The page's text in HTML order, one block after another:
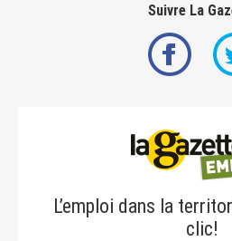
Suivre La
L’emploi dans la
clic!